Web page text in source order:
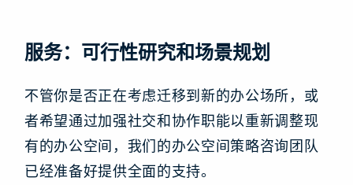
服务：可行性研究和场景规划
不管你是否正在考虑迁移到新的办公场所，或
者希望通过加强社交和协作职能以重新调整现
有的办公空间，我们的办公空间策略咨询团队
已经准备好提供全面的支持。